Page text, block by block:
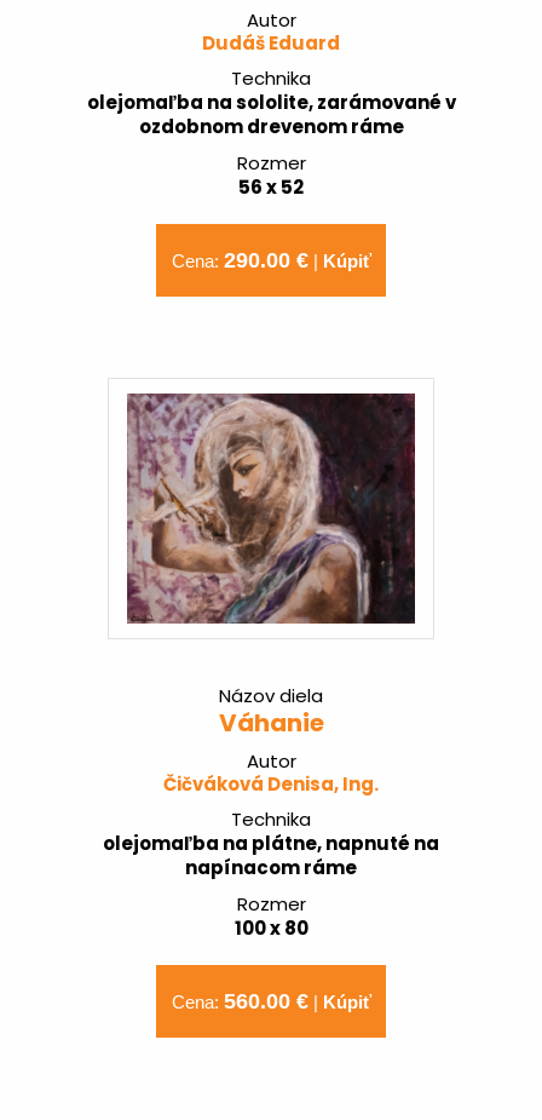
Autor
Dudáš Eduard
Technika
olejomaľba na sololite, zarámované v
ozdobnom drevenom ráme
Rozmer
56 x 52
Cena: 290.00 €| Kúpiť
Názov diela
Váhanie
Autor
Čičváková Denisa, Ing.
Technika
olejomaľba na plátne, napnuté na
napínacom ráme
Rozmer
100 x 80
Cena: 560.00 €| Kúpiť